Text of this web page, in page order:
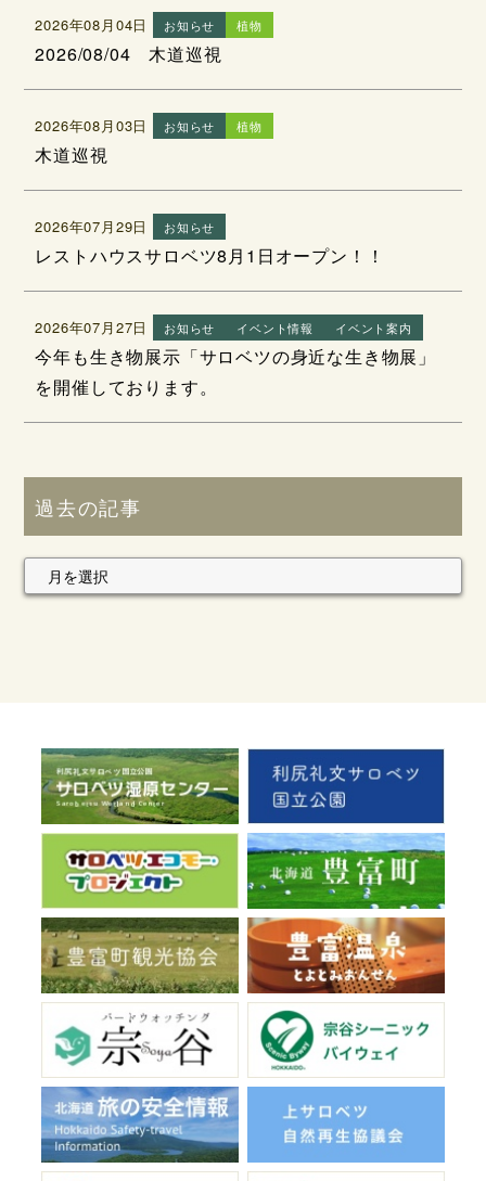
2026年08月04日 お知らせ 植物
2026/08/04 木道巡視
2026年08月03日 お知らせ 植物
木道巡視
2026年07月29日 お知らせ
レストハウスサロベツ8月1日オープン！！
2026年07月27日 お知らせ イベント情報 イベント案内
今年も生き物展示「サロベツの身近な生き物展」
を開催しております。
過去の記事